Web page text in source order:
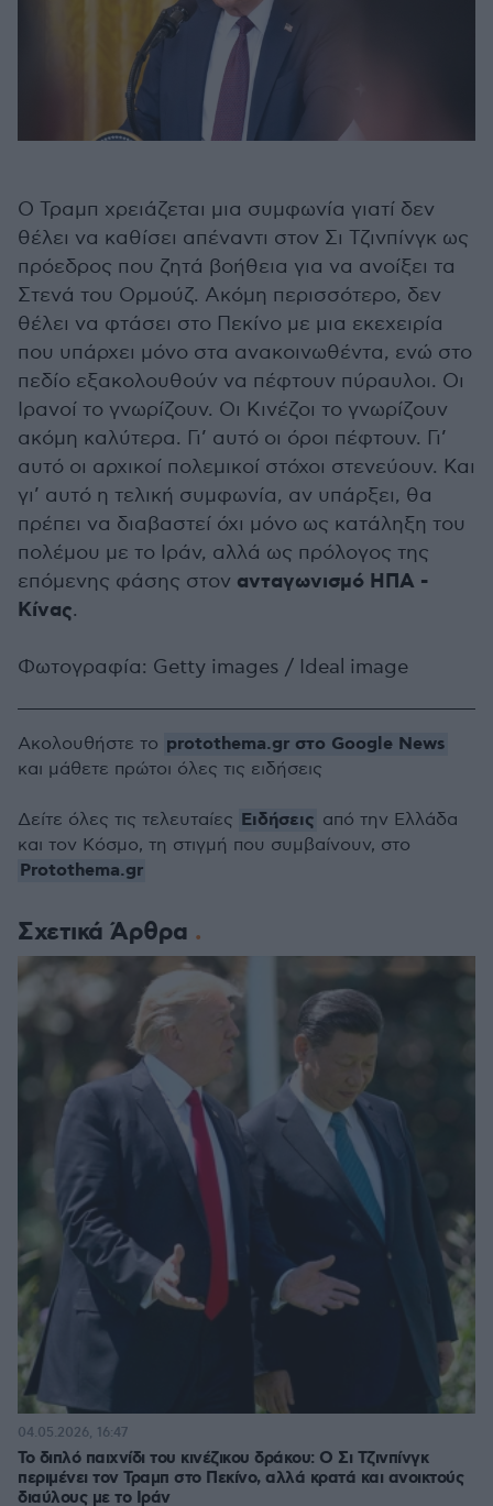
Ο Τραμπ χρειάζεται μια συμφωνία γιατί δεν
θέλει να καθίσει απέναντι στον Σι Τζινπίνγκ ως
πρόεδρος που ζητά βοήθεια για να ανοίξει τα
Στενά του Ορμούζ. Ακόμη περισσότερο, δεν
θέλει να φτάσει στο Πεκίνο με μια εκεχειρία
που υπάρχει μόνο στα ανακοινωθέντα, ενώ στο
πεδίο εξακολουθούν να πέφτουν πύραυλοι. Οι
Ιρανοί το γνωρίζουν. Οι Κινέζοι το γνωρίζουν
ακόμη καλύτερα. Γι’ αυτό οι όροι πέφτουν. Γι’
αυτό οι αρχικοί πολεμικοί στόχοι στενεύουν. Και
γι’ αυτό η τελική συμφωνία, αν υπάρξει, θα
πρέπει να διαβαστεί όχι μόνο ως κατάληξη του
πολέμου με το Ιράν, αλλά ως πρόλογος της
επόμενης φάσης στον ανταγωνισμό ΗΠΑ -
Κίνας.
Φωτογραφία: Getty images / Ideal image
Σχετικά Άρθρα
To διπλό παιχνίδι του κινέζικου δράκου: Ο Σι Τζινπίνγκ
περιμένει τον Τραμπ στο Πεκίνο, αλλά κρατά και ανοικτούς
διαύλους με το Ιράν
04.05.2026, 16:47
Ακολουθήστε το protothema.gr στο Google News
και μάθετε πρώτοι όλες τις ειδήσεις
Δείτε όλες τις τελευταίες Ειδήσεις από την Ελλάδα
και τον Κόσμο, τη στιγμή που συμβαίνουν, στο
Protothema.gr